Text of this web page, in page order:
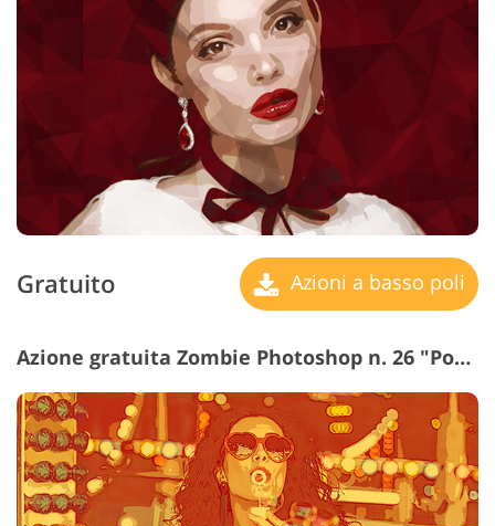
Gratuito Azioni a basso poli
Azione gratuita Zombie Photoshop n. 26 "Pop Art"